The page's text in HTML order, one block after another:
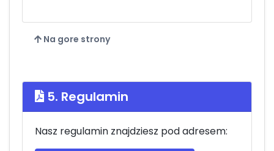
Na gore strony
5. Regulamin
Nasz regulamin znajdziesz pod adresem: